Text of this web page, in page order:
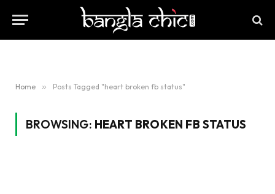
Home » Posts Tagged "heart broken fb status"
BROWSING: HEART BROKEN FB STATUS